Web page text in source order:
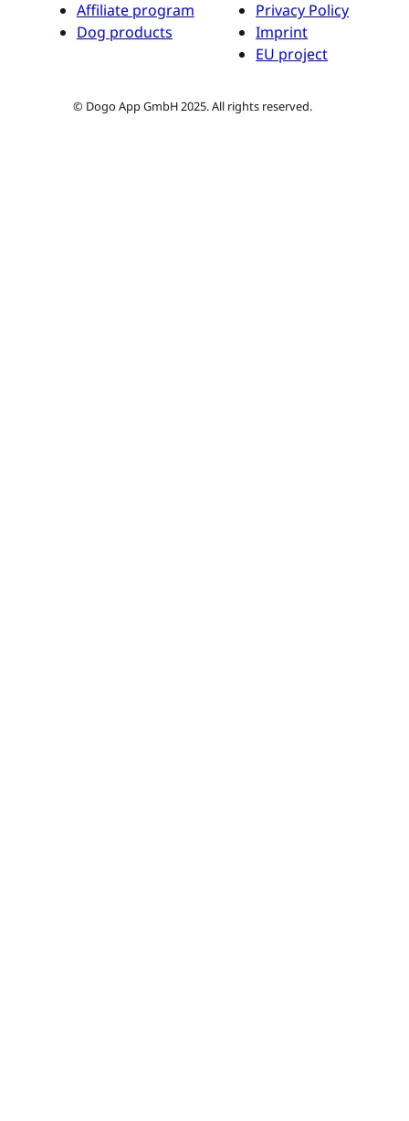
Affiliate program
Dog products
Privacy Policy
Imprint
EU project
© Dogo App GmbH 2025. All rights reserved.